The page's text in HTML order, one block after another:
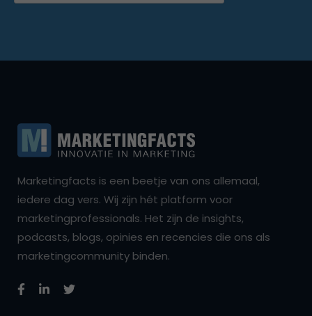
Marketingfacts is een beetje van ons allemaal,
iedere dag vers. Wij zijn hét platform voor
marketingprofessionals. Het zijn de insights,
podcasts, blogs, opinies en recencies die ons als
marketingcommunity binden.